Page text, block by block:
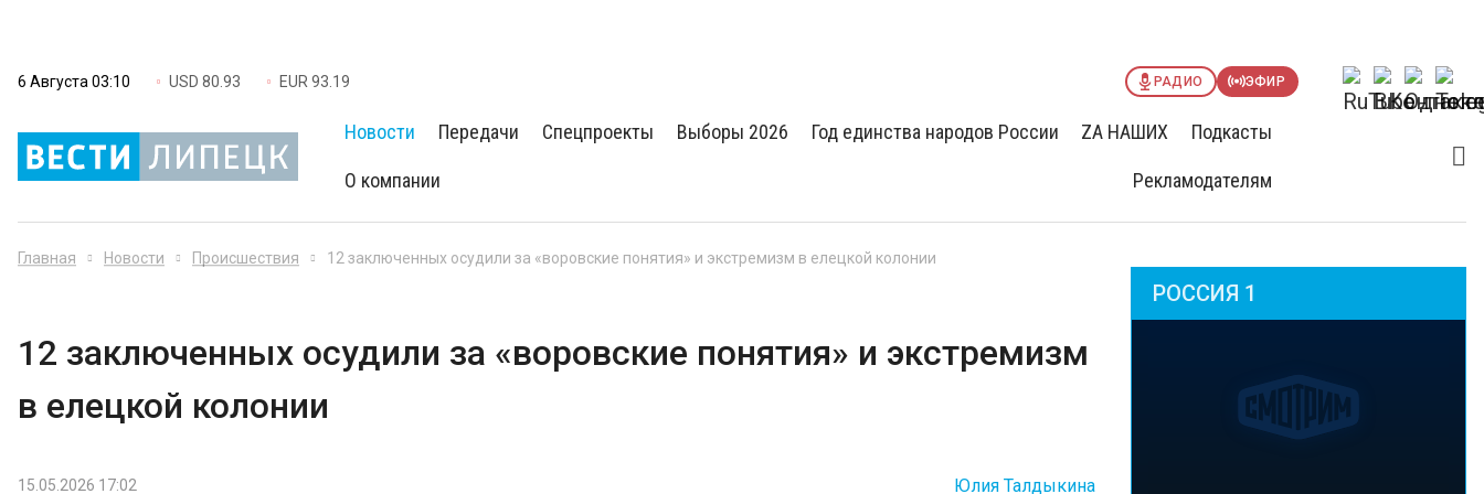
6 Августа 03:10 USD 80.93 EUR 93.19 РАДИО ЭФИР
Новости Передачи Спецпроекты Выборы 2026 Год единства народов России ZА НАШИХ Подкасты
О компании Рекламодателям
Главная Новости Происшествия 12 заключенных осудили за «воровские понятия» и экстремизм в елецкой колонии
12 заключенных осудили за «воровские понятия» и экстремизм
в елецкой колонии
15.05.2026 17:02 Юлия Талдыкина
РОССИЯ 1